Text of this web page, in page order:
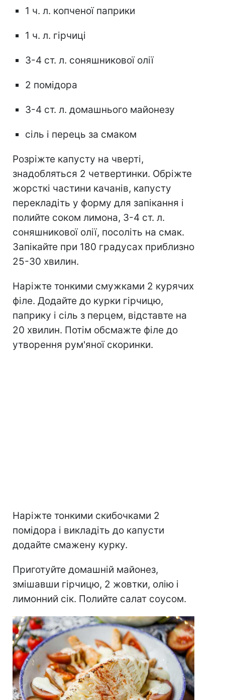
1 ч. л. копченої паприки
1 ч. л. гірчиці
3-4 ст. л. соняшникової олії
2 помідора
3-4 ст. л. домашнього майонезу
сіль і перець за смаком
Розріжте капусту на чверті,
знадобляться 2 четвертинки. Обріжте
жорсткі частини качанів, капусту
перекладіть у форму для запікання і
полийте соком лимона, 3-4 ст. л.
соняшникової олії, посоліть на смак.
Запікайте при 180 градусах приблизно
25-30 хвилин.
Наріжте тонкими смужками 2 курячих
філе. Додайте до курки гірчицю,
паприку і сіль з перцем, відставте на
20 хвилин. Потім обсмажте філе до
утворення рум'яної скоринки.
Наріжте тонкими скибочками 2
помідора і викладіть до капусти
додайте смажену курку.
Приготуйте домашній майонез,
змішавши гірчицю, 2 жовтки, олію і
лимонний сік. Полийте салат соусом.